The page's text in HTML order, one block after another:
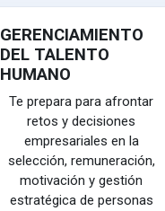
GERENCIAMIENTO
DEL TALENTO
HUMANO
Te prepara para afrontar
retos y decisiones
empresariales en la
selección, remuneración,
motivación y gestión
estratégica de personas